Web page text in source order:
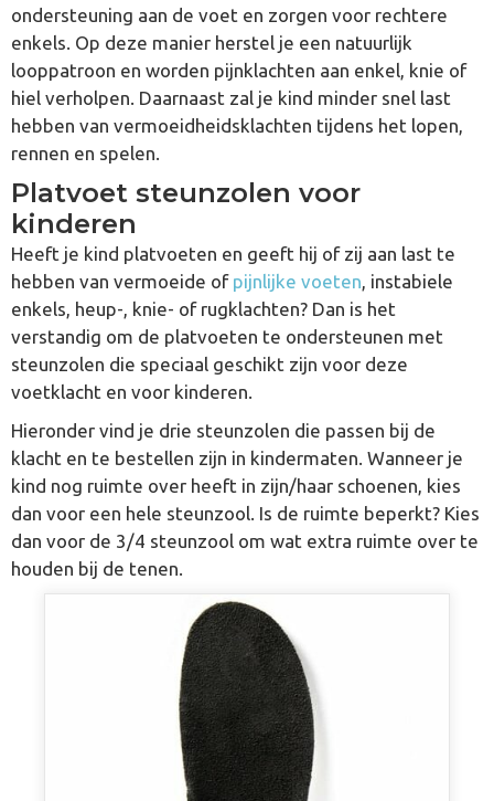
ondersteuning aan de voet en zorgen voor rechtere
enkels. Op deze manier herstel je een natuurlijk
looppatroon en worden pijnklachten aan enkel, knie of
hiel verholpen. Daarnaast zal je kind minder snel last
hebben van vermoeidheidsklachten tijdens het lopen,
rennen en spelen.
Platvoet steunzolen voor
kinderen
Heeft je kind platvoeten en geeft hij of zij aan last te
hebben van vermoeide of pijnlijke voeten, instabiele
enkels, heup-, knie- of rugklachten? Dan is het
verstandig om de platvoeten te ondersteunen met
steunzolen die speciaal geschikt zijn voor deze
voetklacht en voor kinderen.
Hieronder vind je drie steunzolen die passen bij de
klacht en te bestellen zijn in kindermaten. Wanneer je
kind nog ruimte over heeft in zijn/haar schoenen, kies
dan voor een hele steunzool. Is de ruimte beperkt? Kies
dan voor de 3/4 steunzool om wat extra ruimte over te
houden bij de tenen.